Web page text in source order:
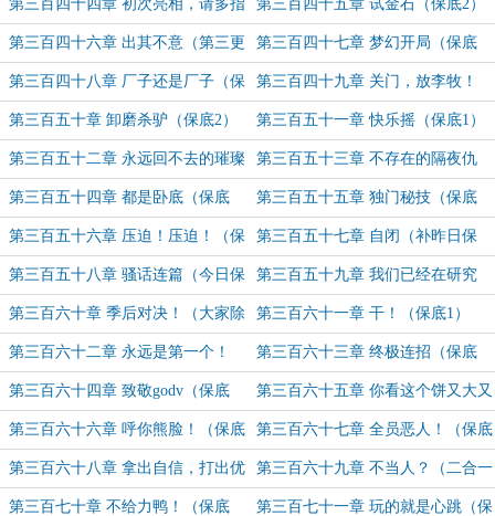
第三百四十四章 初次亮相，请多指
教！（保底1）
第三百四十五章 试金石（保底2）
第三百四十六章 出其不意（第三更
（加更））
第三百四十七章 梦幻开局（保底
1）
第三百四十八章 厂子还是厂子（保
底2）
第三百四十九章 关门，放李牧！
（保底1）
第三百五十章 卸磨杀驴（保底2） 第三百五十一章 快乐摇（保底1）
第三百五十二章 永远回不去的璀璨
年代（保底2）
第三百五十三章 不存在的隔夜仇
（四千字二合一）
第三百五十四章 都是卧底（保底
1）
第三百五十五章 独门秘技（保底
2）
第三百五十六章 压迫！压迫！（保
底1）
第三百五十七章 自闭（补昨日保
底）
第三百五十八章 骚话连篇（今日保
底1）
第三百五十九章 我们已经在研究
msi的对手了（保底2）
第三百六十章 季后对决！（大家除
夕快乐）
第三百六十一章 干！（保底1）
第三百六十二章 永远是第一个！
（保底2（祝大家新年快乐））
第三百六十三章 终极连招（保底
1）
第三百六十四章 致敬godv（保底
2）
第三百六十五章 你看这个饼又大又
圆（保底1）
第三百六十六章 呼你熊脸！（保底
2）
第三百六十七章 全员恶人！（保底
1）
第三百六十八章 拿出自信，打出优
势！（保底2）
第三百六十九章 不当人？（二合一
四千字大章求订阅！）
第三百七十章 不给力鸭！（保底 第三百七十一章 玩的就是心跳（保